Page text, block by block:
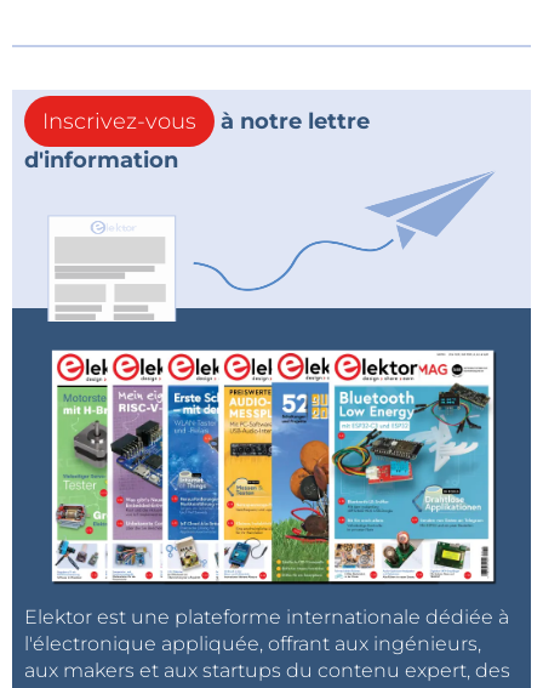
Inscrivez-vous
à notre lettre
d'information
Elektor est une plateforme internationale dédiée à
l'électronique appliquée, offrant aux ingénieurs,
aux makers et aux startups du contenu expert, des